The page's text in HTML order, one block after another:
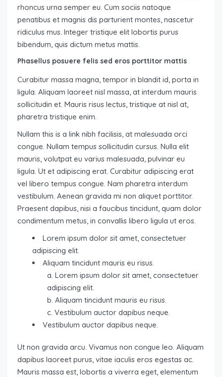
rhoncus urna semper eu. Cum sociis natoque
penatibus et magnis dis parturient montes, nascetur
ridiculus mus. Integer tristique elit lobortis purus
bibendum, quis dictum metus mattis.
Phasellus posuere felis sed eros porttitor mattis
Curabitur massa magna, tempor in blandit id, porta in
ligula. Aliquam laoreet nisl massa, at interdum mauris
sollicitudin et. Mauris risus lectus, tristique at nisl at,
pharetra tristique enim.
Nullam this is a link nibh facilisis, at malesuada orci
congue. Nullam tempus sollicitudin cursus. Nulla elit
mauris, volutpat eu varius malesuada, pulvinar eu
ligula. Ut et adipiscing erat. Curabitur adipiscing erat
vel libero tempus congue. Nam pharetra interdum
vestibulum. Aenean gravida mi non aliquet porttitor.
Praesent dapibus, nisi a faucibus tincidunt, quam dolor
condimentum metus, in convallis libero ligula ut eros.
Lorem ipsum dolor sit amet, consectetuer
adipiscing elit.
Aliquam tincidunt mauris eu risus.
Lorem ipsum dolor sit amet, consectetuer
adipiscing elit.
Aliquam tincidunt mauris eu risus.
Vestibulum auctor dapibus neque.
Vestibulum auctor dapibus neque.
Ut non gravida arcu. Vivamus non congue leo. Aliquam
dapibus laoreet purus, vitae iaculis eros egestas ac.
Mauris massa est, lobortis a viverra eget, elementum